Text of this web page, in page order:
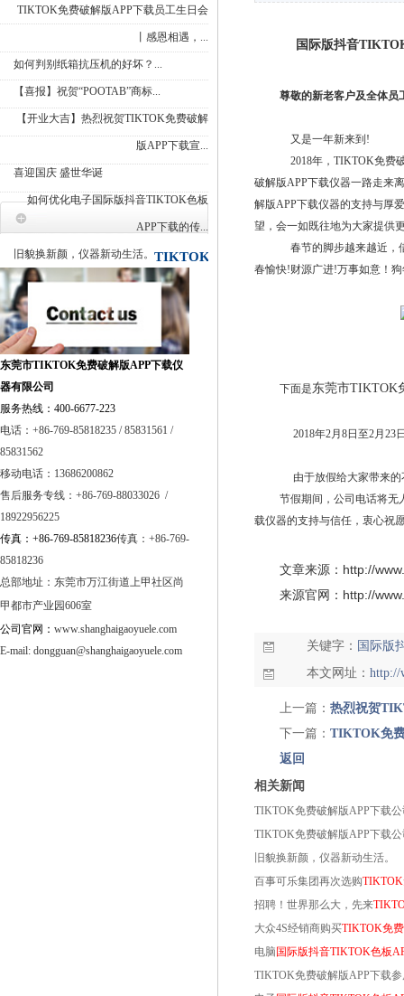
TIKTOK免费破解版APP下载员工生日会
丨感恩相遇，...
如何判别纸箱抗压机的好坏？...
【喜报】祝贺“POOTAB”商标...
【开业大吉】热烈祝贺TIKTOK免费破解
版APP下载宣...
喜迎国庆 盛世华诞
如何优化电子国际版抖音TIKTOK色板
APP下载的传...
旧貌换新颜，仪器新动生活。 TIKTOK免
东莞市TIKTOK免费破解版APP下载仪
器有限公司
服务热线：400-6677-223
电话：+86-769-85818235 / 85831561 /
85831562
移动电话：13686200862
售后服务专线：+86-769-88033026 /
18922956225
传真：+86-769-85818236传真：+86-769-
85818236
总部地址： 东莞市万江街道上甲社区尚
甲都市产业园606室
公司官网： www.shanghaigaoyuele.com
E-mail: dongguan@shanghaigaoyuele.com
国际版抖音
尊敬的新老客户及全体员工
又是一年新来到!
2018年，TIKTOK免费
破解版APP下载仪器一路走来离
解版APP下载仪器的支持与厚爱
望，会一如既往地为大家提供
春节的脚步越来越近
春愉快!财源广进!万事如意！
下面是东莞市TIKTOK
2018年2月8日至2月23日
由于放假给大家带来的不
节假期间，公司电话将无
载仪器的支持与信任，衷心
文章来源： http://
来源官网： http://
关键字： 国际版
本文网址： http://
上一篇： 热烈祝贺
下一篇： TIKTOK免
返回
相关新闻
TIKTOK免费破解版APP下载
TIKTOK免费破解版APP下载
旧貌换新颜，仪器新动生活。
百事可乐集团再次选购
招聘！世界那么大，先来
大众4S经销商购买TIKTOK免
电脑 国际版抖音TIKTOK色板
TIKTOK免费破解版APP下载